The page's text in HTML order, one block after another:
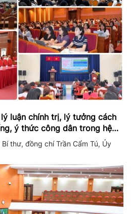
luận chính trị, lý tưởng cách
ý thức công dân trong hệ
thư, đồng chí Trần Cẩm Tú, Ủy